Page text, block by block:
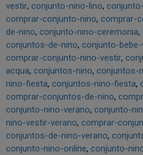
vestir conjunto-nino-lino
comprar-conjunto-nino comprar-
de-nino conjunto-nino-ceremonia
conjuntos-de-nino conjunto-
comprar-conjunto-nino-vestir
acqua conjuntos-nino conjuntos-
nino-fiesta conjuntos-nino-fiesta
comprar-conjuntos-de-nino
conjunto-nino-verano conjunto-
nino-vestir-verano comprar-
conjuntos-de-nino-verano
conjunto-nino-online conjunto-